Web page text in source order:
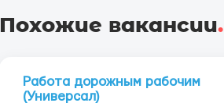
Похожие вакансии.
Работа дорожным рабочим
(Универсал)